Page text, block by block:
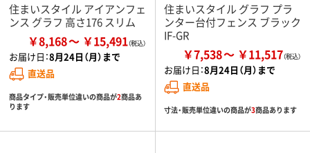
住まいスタイル アイアンフェ
ンス グラフ 高さ176 スリム
￥8,168 ￥15,491
お届け日：8月24日（月）まで
直送品
商品タイプ・販売単位違いの商品が2商品あ
ります
住まいスタイル グラフ プラ
ンター台付フェンス ブラック
IF-GR
￥7,538 ￥11,517
お届け日：8月24日（月）まで
直送品
寸法・販売単位違いの商品が3商品あります